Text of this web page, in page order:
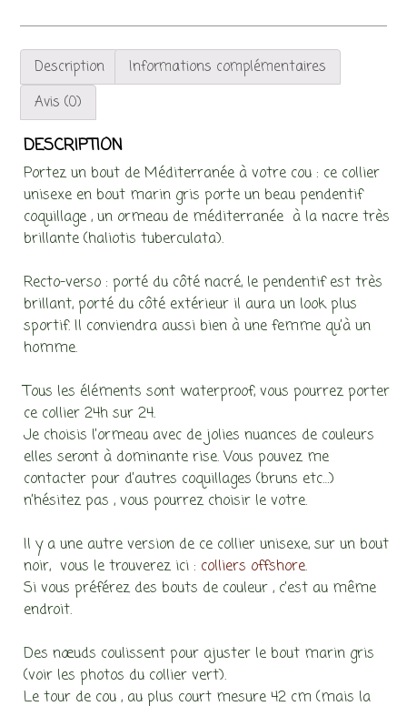
Description
Informations complémentaires
Avis (0)
DESCRIPTION
Portez un bout de Méditerranée à votre cou : ce collier
unisexe en bout marin gris porte un beau pendentif
coquillage , un ormeau de méditerranée à la nacre très
brillante (haliotis tuberculata).
Recto-verso : porté du côté nacré, le pendentif est très
brillant, porté du côté extérieur il aura un look plus
sportif. Il conviendra aussi bien à une femme qu’à un
homme.
Tous les éléments sont waterproof, vous pourrez porter
ce collier 24h sur 24.
Je choisis l’ormeau avec de jolies nuances de couleurs
elles seront à dominante rise. Vous pouvez me
contacter pour d’autres coquillages (bruns etc…)
n’hésitez pas , vous pourrez choisir le votre.
Il y a une autre version de ce collier unisexe, sur un bout
noir, vous le trouverez ici : colliers offshore.
Si vous préférez des bouts de couleur , c’est au même
endroit.
Des nœuds coulissent pour ajuster le bout marin gris
(voir les photos du collier vert).
Le tour de cou , au plus court mesure 42 cm (mais la